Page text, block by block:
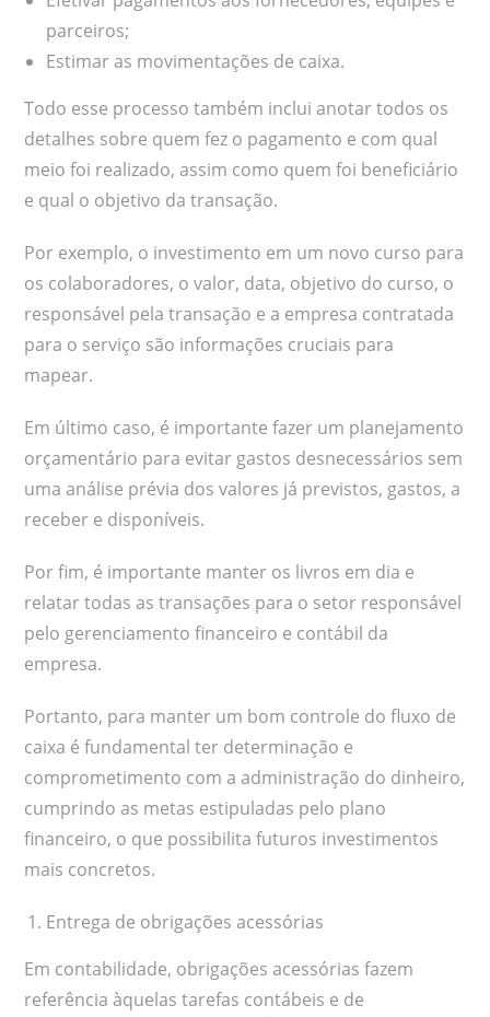
parceiros;
Estimar as movimentações de caixa.
Todo esse processo também inclui anotar todos os
detalhes sobre quem fez o pagamento e com qual
meio foi realizado, assim como quem foi beneficiário
e qual o objetivo da transação.
Por exemplo, o investimento em um novo curso para
os colaboradores, o valor, data, objetivo do curso, o
responsável pela transação e a empresa contratada
para o serviço são informações cruciais para
mapear.
Em último caso, é importante fazer um planejamento
orçamentário para evitar gastos desnecessários sem
uma análise prévia dos valores já previstos, gastos, a
receber e disponíveis.
Por fim, é importante manter os livros em dia e
relatar todas as transações para o setor responsável
pelo gerenciamento financeiro e contábil da
empresa.
Portanto, para manter um bom controle do fluxo de
caixa é fundamental ter determinação e
comprometimento com a administração do dinheiro,
cumprindo as metas estipuladas pelo plano
financeiro, o que possibilita futuros investimentos
mais concretos.
Entrega de obrigações acessórias
Em contabilidade, obrigações acessórias fazem
referência àquelas tarefas contábeis e de